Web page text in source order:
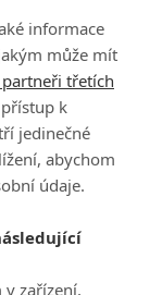
PŘIHLÁSIT
REGISTROVAT
nám na e-mail
informace
může mít
partneři třetích
k
jedinečné
abychom
údaje.
zařízení,